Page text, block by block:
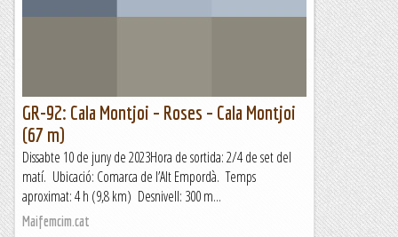
mexicana, continua sent, fins i tot avui dia, un símbol per a...
GR-92: Cala Montjoi – Roses – Cala Montjoi
(67 m)
Dissabte 10 de juny de 2023Hora de sortida: 2/4 de set del
matí. Ubicació: Comarca de l’Alt Empordà. Temps
aproximat: 4 h (9,8 km) Desnivell: 300 m...
Maifemcim.cat